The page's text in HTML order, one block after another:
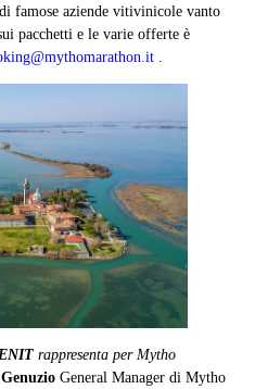
famose aziende vitivinicole vanto
pacchetti e le varie offerte è
ENIT rappresenta per Mytho
General Manager di Mytho